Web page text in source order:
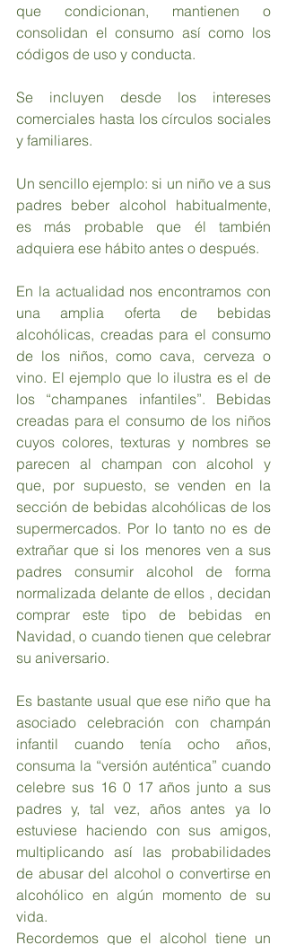
que condicionan, mantienen o
consolidan el consumo así como los
códigos de uso y conducta.
Se incluyen desde los intereses
comerciales hasta los círculos sociales
y familiares.
Un sencillo ejemplo: si un niño ve a sus
padres beber alcohol habitualmente,
es más probable que él también
adquiera ese hábito antes o después.
En la actualidad nos encontramos con
una amplia oferta de bebidas
alcohólicas, creadas para el consumo
de los niños, como cava, cerveza o
vino. El ejemplo que lo ilustra es el de
los “champanes infantiles”. Bebidas
creadas para el consumo de los niños
cuyos colores, texturas y nombres se
parecen al champan con alcohol y
que, por supuesto, se venden en la
sección de bebidas alcohólicas de los
supermercados. Por lo tanto no es de
extrañar que si los menores ven a sus
padres consumir alcohol de forma
normalizada delante de ellos , decidan
comprar este tipo de bebidas en
Navidad, o cuando tienen que celebrar
su aniversario.
Es bastante usual que ese niño que ha
asociado celebración con champán
infantil cuando tenía ocho años,
consuma la “versión auténtica” cuando
celebre sus 16 0 17 años junto a sus
padres y, tal vez, años antes ya lo
estuviese haciendo con sus amigos,
multiplicando así las probabilidades
de abusar del alcohol o convertirse en
alcohólico en algún momento de su
vida.
Recordemos que el alcohol tiene un